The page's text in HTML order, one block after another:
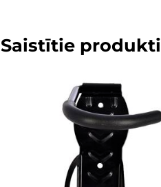
Saistītie produkti